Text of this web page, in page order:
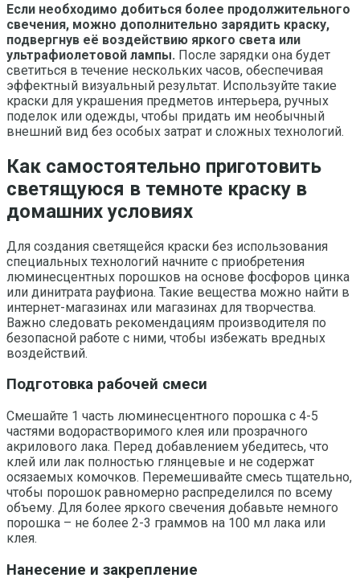
Если необходимо добиться более продолжительного
свечения, можно дополнительно зарядить краску,
подвергнув её воздействию яркого света или
ультрафиолетовой лампы. После зарядки она будет
светиться в течение нескольких часов, обеспечивая
эффектный визуальный результат. Используйте такие
краски для украшения предметов интерьера, ручных
поделок или одежды, чтобы придать им необычный
внешний вид без особых затрат и сложных технологий.
Как самостоятельно приготовить
светящуюся в темноте краску в
домашних условиях
Для создания светящейся краски без использования
специальных технологий начните с приобретения
люминесцентных порошков на основе фосфоров цинка
или динитрата рауфиона. Такие вещества можно найти в
интернет-магазинах или магазинах для творчества.
Важно следовать рекомендациям производителя по
безопасной работе с ними, чтобы избежать вредных
воздействий.
Подготовка рабочей смеси
Смешайте 1 часть люминесцентного порошка с 4-5
частями водорастворимого клея или прозрачного
акрилового лака. Перед добавлением убедитесь, что
клей или лак полностью глянцевые и не содержат
осязаемых комочков. Перемешивайте смесь тщательно,
чтобы порошок равномерно распределился по всему
объему. Для более яркого свечения добавьте немного
порошка – не более 2-3 граммов на 100 мл лака или
клея.
Нанесение и закрепление